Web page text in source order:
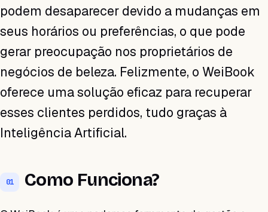
podem desaparecer devido a mudanças em
seus horários ou preferências, o que pode
gerar preocupação nos proprietários de
negócios de beleza. Felizmente, o WeiBook
oferece uma solução eficaz para recuperar
esses clientes perdidos, tudo graças à
Inteligência Artificial.
01 Como Funciona?